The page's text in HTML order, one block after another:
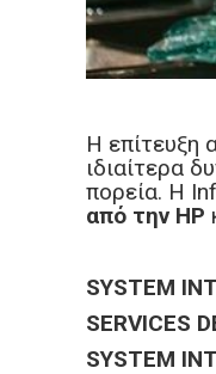
Η επίτευξη
ιδιαίτερα
πορεία. H
από την HP
SYSTEM
SERVICES
SYSTEM